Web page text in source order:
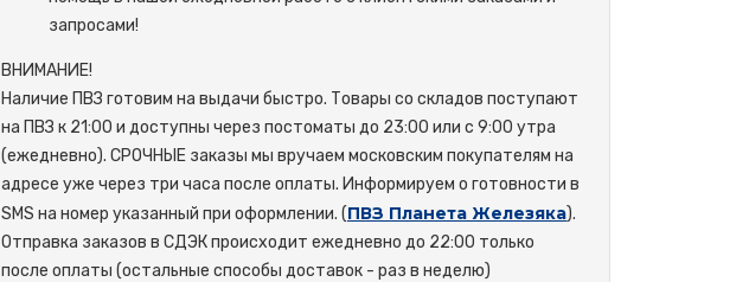
запросами!
ВНИМАНИЕ!
Наличие ПВЗ готовим на выдачи быстро. Товары со складов поступают
на ПВЗ к 21:00 и доступны через постоматы до 23:00 или с 9:00 утра
(ежедневно). СРОЧНЫЕ заказы мы вручаем московским покупателям на
адресе уже через три часа после оплаты. Информируем о готовности в
SMS на номер указанный при оформлении. (ПВЗ Планета Железяка).
Отправка заказов в СДЭК происходит ежедневно до 22:00 только
после оплаты (остальные способы доставок - раз в неделю)